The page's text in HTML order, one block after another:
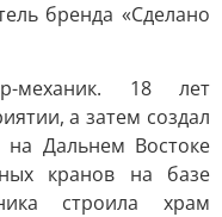
бренда «Сделано
18 лет
а затем создал
Дальнем Востоке
кранов на базе
строила храм